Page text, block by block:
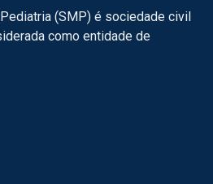
do
produto
(SMP) é sociedade civil
como entidade de